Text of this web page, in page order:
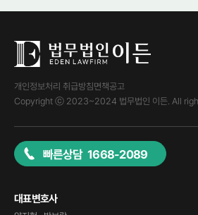
개인정보처리 취급방침면책공고
Copyright ⓒ 2023~2024 법무법인 이든. All
빠른상담 1668-2089
대표변호사